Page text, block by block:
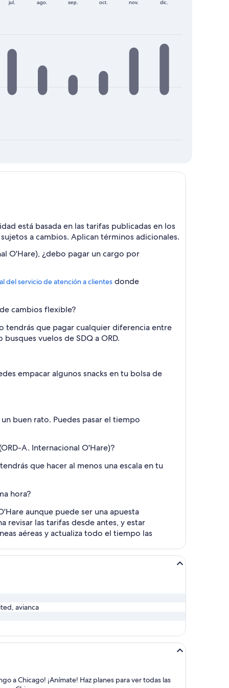
jul. ago. sep. oct. nov. dic.
está basada en las tarifas publicadas en los
a cambios. Aplican términos adicionales.
O'Hare), ¿debo pagar un cargo por
del servicio de atención a clientes donde
cambios flexible?
tendrás que pagar cualquier diferencia entre
vuelos de SDQ a ORD.
empacar algunos snacks en tu bolsa de
buen rato. Puedes pasar el tiempo
A. Internacional O'Hare)?
que hacer al menos una escala en tu
hora?
aunque puede ser una apuesta
revisar las tarifas desde antes, y estar
aéreas y actualiza todo el tiempo las
avianca
a Chicago! ¡Anímate! Haz planes para ver todas las